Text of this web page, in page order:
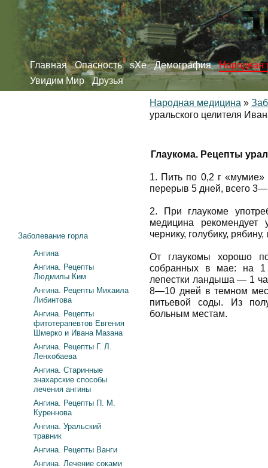
Главная Опасность sXe Демография
Народная
Увидим Мир
Друзья
Народная медицина »
уральского целителя
Глаукома. Рецепты
1. Пить по 0,2 г
перерыв 5 дней, всего
2. При глаукоме
медицина рекомендует
чернику, голубику,
От глаукомы хорошо
собранных в мае: на 1
лепестки ландыша — 1
8—10 дней в темном
питьевой соды. Из
больным местам.
Заболевание горла
Ангина
Ангина. Рецепты
Людмилы Ким
Ангина. Рецепты Михаила
Либинтова
Ангина. Рецепты
фитотерапевтов Евгения
Шмерко и Ивана Мазана
Ангина. Рецепты Г. Л.
Ленхобаева
Ангина. Старинные
знахарские способы
лечения ангины
Ангина. Рецепты П. М.
Куреннова
Ангина. Уральский
травник
Ангина. Рецепты Ванги
Ангина. Лечение соками